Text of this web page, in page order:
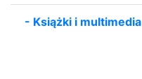
- Książki i multimedia